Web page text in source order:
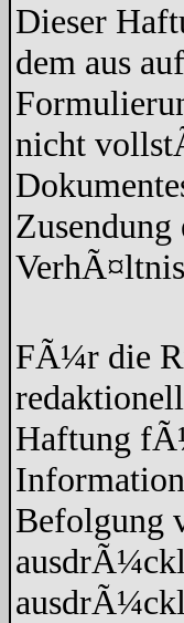
Dieser
dem aus
nicht
FÃ¼r die
Haftung
Befolgung